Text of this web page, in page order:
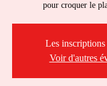
pour croquer le
Les inscriptions
Voir d'autres